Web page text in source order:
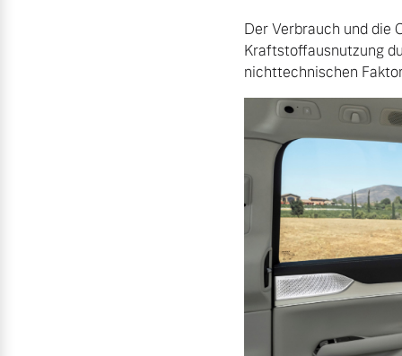
Der Verbrauch und die
Kraftstoffausnutzung
nichttechnischen